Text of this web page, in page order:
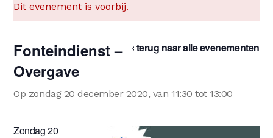
Dit evenement is voorbij.
‹ terug naar alle evenementen
Fonteindienst –
Overgave
Op zondag 20 december 2020, van 11:30 tot 13:00
Zondag 20